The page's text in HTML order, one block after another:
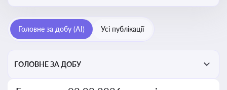
власності, а також змін у законодавстві у цій сфері
Головне за добу (AI) Усі публікації
ГОЛОВНЕ ЗА ДОБУ